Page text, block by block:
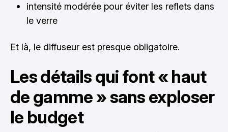
intensité modérée pour éviter les reflets dans
le verre
Et là, le diffuseur est presque obligatoire.
Les détails qui font « haut
de gamme » sans exploser
le budget